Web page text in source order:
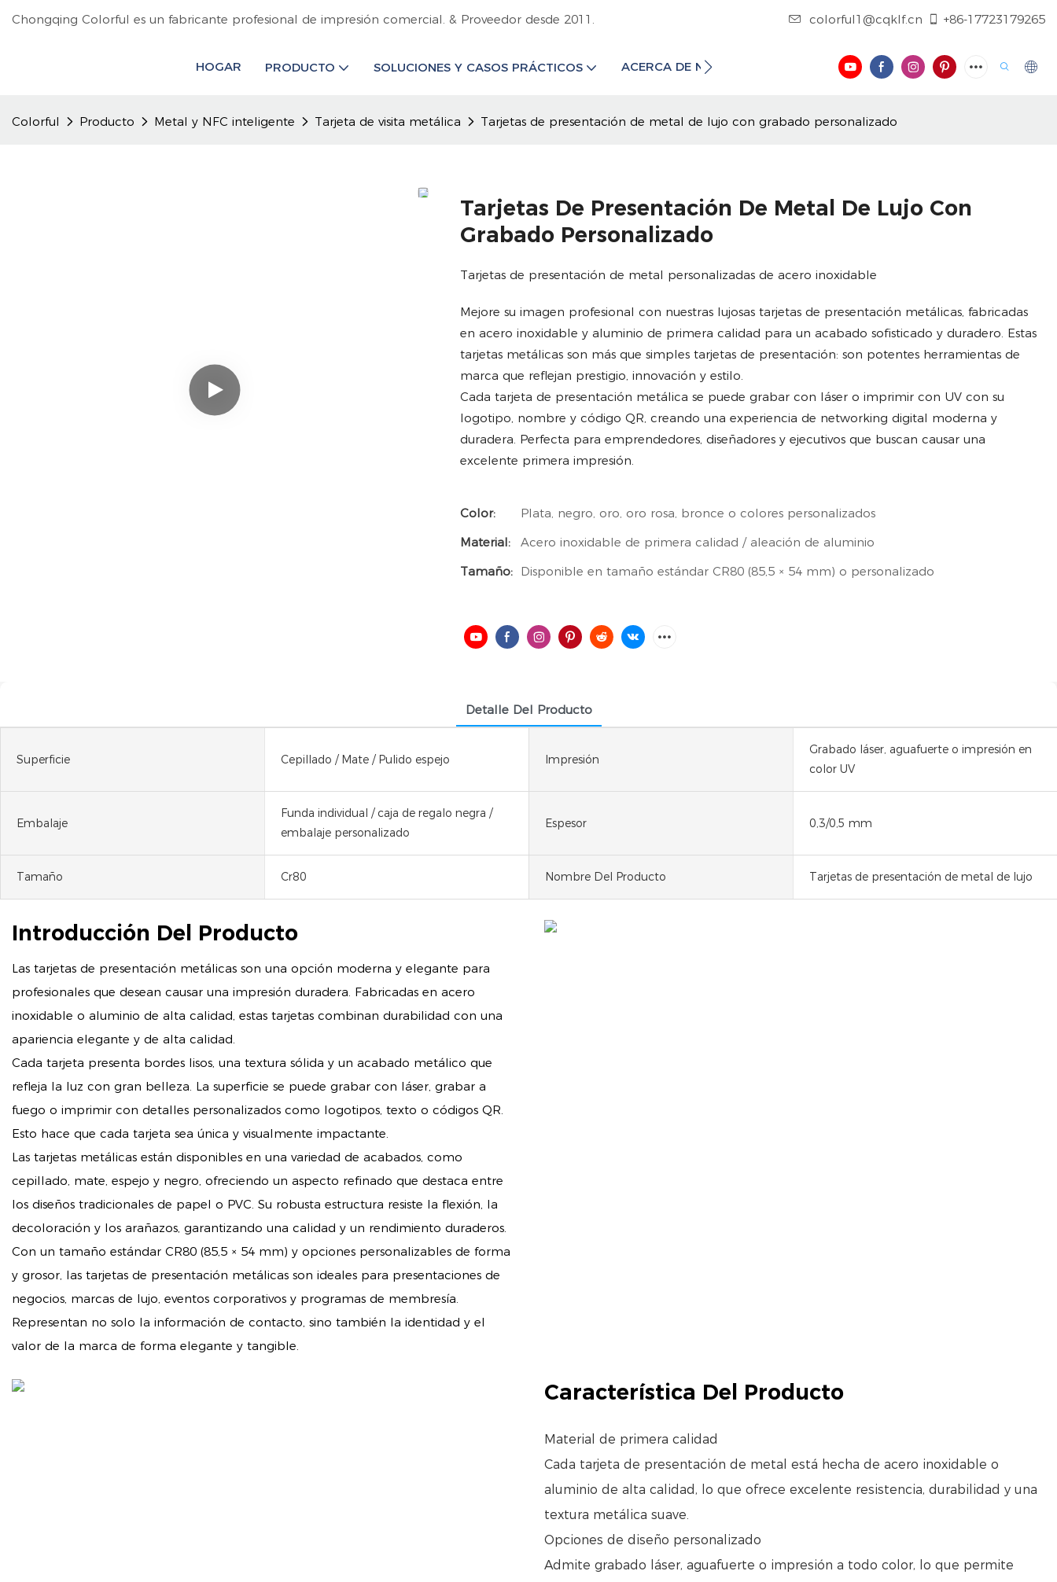
Chongqing Colorful es un fabricante profesional de impresión comercial. & Proveedor desde 2011. colorful1@cqklf.cn +86-17723179265
HOGAR PRODUCTO SOLUCIONES Y CASOS PRÁCTICOS ACERCA DE NOSOTROS CONTÁCTENOS REGISTRO VIDEO
Colorful Producto Metal y NFC inteligente Tarjeta de visita metálica Tarjetas de presentación de metal de lujo con grabado personalizado
Tarjetas De Presentación De Metal De Lujo Con
Grabado Personalizado
Tarjetas de presentación de metal personalizadas de acero inoxidable
Mejore su imagen profesional con nuestras lujosas tarjetas de presentación metálicas, fabricadas
en acero inoxidable y aluminio de primera calidad para un acabado sofisticado y duradero. Estas
tarjetas metálicas son más que simples tarjetas de presentación: son potentes herramientas de
marca que reflejan prestigio, innovación y estilo.
Cada tarjeta de presentación metálica se puede grabar con láser o imprimir con UV con su
logotipo, nombre y código QR, creando una experiencia de networking digital moderna y
duradera. Perfecta para emprendedores, diseñadores y ejecutivos que buscan causar una
excelente primera impresión.
Color:
Plata, negro, oro, oro rosa, bronce o colores personalizados
Material:
Acero inoxidable de primera calidad / aleación de aluminio
Tamaño: Disponible en tamaño estándar CR80 (85,5 × 54 mm) o personalizado
Detalle Del Producto
Superficie Cepillado / Mate / Pulido espejo Impresión
Grabado láser, aguafuerte o impresión en
color UV
Embalaje
Funda individual / caja de regalo negra /
embalaje personalizado
Espesor 0,3/0,5 mm
Tamaño Cr80 Nombre Del Producto Tarjetas de presentación de metal de lujo
Introducción Del Producto
Las tarjetas de presentación metálicas son una opción moderna y elegante para
profesionales que desean causar una impresión duradera. Fabricadas en acero
inoxidable o aluminio de alta calidad, estas tarjetas combinan durabilidad con una
apariencia elegante y de alta calidad.
Cada tarjeta presenta bordes lisos, una textura sólida y un acabado metálico que
refleja la luz con gran belleza. La superficie se puede grabar con láser, grabar a
fuego o imprimir con detalles personalizados como logotipos, texto o códigos QR.
Esto hace que cada tarjeta sea única y visualmente impactante.
Las tarjetas metálicas están disponibles en una variedad de acabados, como
cepillado, mate, espejo y negro, ofreciendo un aspecto refinado que destaca entre
los diseños tradicionales de papel o PVC. Su robusta estructura resiste la flexión, la
decoloración y los arañazos, garantizando una calidad y un rendimiento duraderos.
Con un tamaño estándar CR80 (85,5 × 54 mm) y opciones personalizables de forma
y grosor, las tarjetas de presentación metálicas son ideales para presentaciones de
negocios, marcas de lujo, eventos corporativos y programas de membresía.
Representan no solo la información de contacto, sino también la identidad y el
valor de la marca de forma elegante y tangible.
Característica Del Producto
Material de primera calidad
Cada tarjeta de presentación de metal está hecha de acero inoxidable o
aluminio de alta calidad, lo que ofrece excelente resistencia, durabilidad y una
textura metálica suave.
Opciones de diseño personalizado
Admite grabado láser, aguafuerte o impresión a todo color, lo que permite